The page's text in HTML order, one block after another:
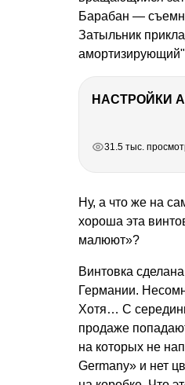
Барабан —
Затыльник
31.5 тыс.
Ну, а что же на
хороша эта
малюют»?
Винтовка
Германии.
Хотя… С
продаже
на которых не
Germany» и нет